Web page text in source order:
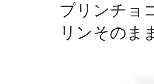
プリンチョ
リンそのま